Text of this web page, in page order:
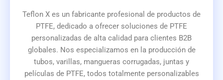
Teflon X es un fabricante profesional de productos de
PTFE, dedicado a ofrecer soluciones de PTFE
personalizadas de alta calidad para clientes B2B
globales. Nos especializamos en la producción de
tubos, varillas, mangueras corrugadas, juntas y
películas de PTFE, todos totalmente personalizables